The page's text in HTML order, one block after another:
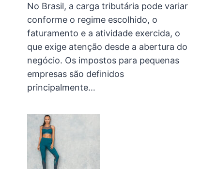
No Brasil, a carga tributária pode variar
conforme o regime escolhido, o
faturamento e a atividade exercida, o
que exige atenção desde a abertura do
negócio. Os impostos para pequenas
empresas são definidos
principalmente…